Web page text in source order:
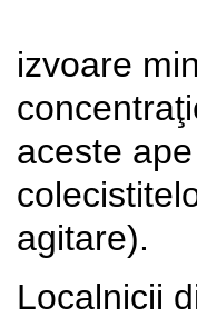
izvoare
aceste
agitare).
Localnicii